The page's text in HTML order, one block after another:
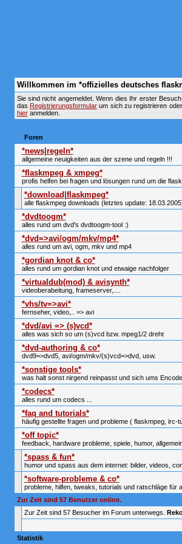
Willkommen im *offizielles deutsches
Sie sind nicht angemeldet. Wenn dies Ihr erster
das Registrierungsformularum sich zu registrieren oder
hieranmelden.
Foren
*news|regeln*
allgemeine neuigkeiten aus der szene und regeln !!!
*flaskmpeg & xmpeg*
profis helfen bei fragen und lösungen rund um die
*download|flaskmpeg*
alle flaskmpeg downloads (letztes update:
*dvdtoogm*
alles rund um dvd's dvdtoogm-tool :)
*dvd=>avi/ogm/mkv/mp4*
alles rund um avi, ogm, mkv und mp4
*gordian knot & co*
alles rund um gordian knot und etwaige nachfolger
*virtualdub(mod) & avisynth*
videoberabeitung, frameserver,....
*vhs/tv=>avi*
fernseher, video,.. => avi
*dvd/avi => (s)vcd*
alles was sich so um (s)vcd bzw. mpeg1/2 dreht
*dvd-authoring & co*
dvd9=>dvd5, avi/ogm/mkv/(s)vcd=>dvd, usw.
*sonstige tools*
was halt sonst nirgend reinpasst und sich ums
*codecs*
alles rund um codecs ...
*faq and tutorials*
häufig gestellte fragen und probleme ( flaskmpeg, irc-
*off topic*
feedback, hardware probleme, spiele, humor,
*spass & fun*
humor und spass aus dem internet: bilder, videos,
*software-probleme & co*
probleme, hilfen, tweaks, tutorials und ratschläge für
Zur Zeit sind 57 Benutzer online.
Zur Zeit sind 57 Besucher im Forum unterwegs.
Statistik